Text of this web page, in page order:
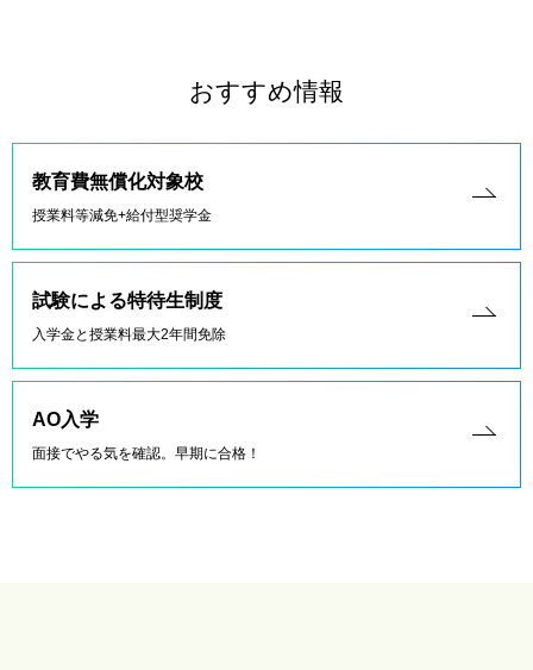
おすすめ情報
教育費無償化対象校
授業料等減免+給付型奨学金
試験による特待生制度
入学金と授業料最大2年間免除
AO入学
面接でやる気を確認。早期に合格！